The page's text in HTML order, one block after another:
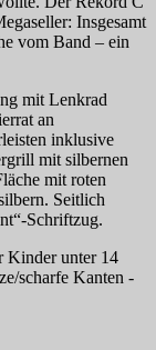
Insgesamt
vom Band – ein
mit Lenkrad
an
inklusive
mit silbernen
mit roten
Seitlich
Schriftzug.
Kinder unter 14
scharfe Kanten -